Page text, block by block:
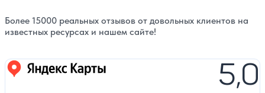
Более 15000 реальных отзывов от довольных клиентов на
известных ресурсах и нашем сайте!
Яндекс карты 5,0